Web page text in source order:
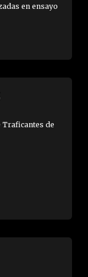
en ensayo
de